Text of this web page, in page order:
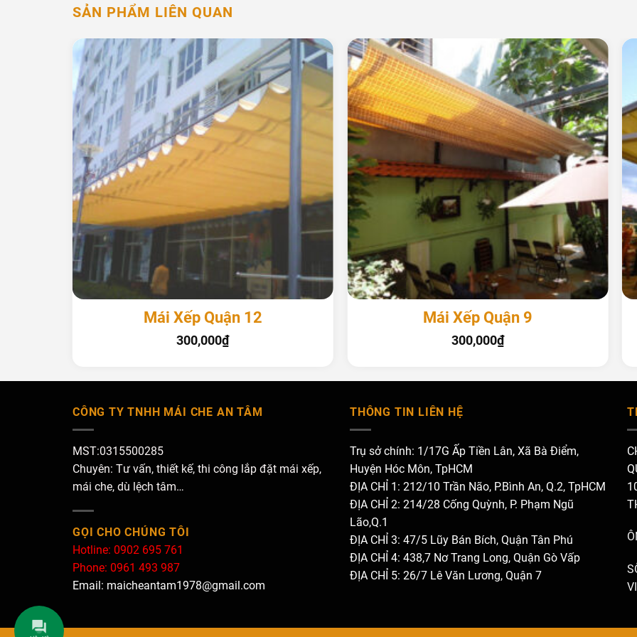
SẢN PHẨM LIÊN QUAN
Mái Xếp Quận 12
300,000₫
+
Mái Xếp Quận 9
300,000₫
CÔNG TY TNHH MÁI CHE AN TÂM
MST:0315500285
Chuyên: Tư vấn, thiết kế, thi công lắp đặt mái xếp,
mái che, dù lệch tâm…
GỌI CHO CHÚNG TÔI
Hotline: 0902 695 761
Phone: 0961 493 987
Email: maicheantam1978@gmail.com
THÔNG TIN LIÊN HỆ
Trụ sở chính: 1/17G Ấp Tiền Lân, Xã Bà Điểm,
Huyện Hóc Môn, TpHCM
ĐỊA CHỈ 1: 212/10 Trần Não, P.Bình An, Q.2, TpHCM
ĐỊA CHỈ 2: 214/28 Cống Quỳnh, P. Phạm Ngũ
Lão,Q.1
ĐỊA CHỈ 3: 47/5 Lũy Bán Bích, Quận Tân Phú
ĐỊA CHỈ 4: 438,7 Nơ Trang Long, Quận Gò Vấp
ĐỊA CHỈ 5: 26/7 Lê Văn Lương, Quận 7